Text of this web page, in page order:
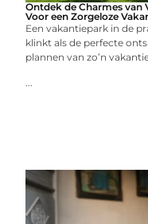
Ontdek de Charmes van
Voor een Zorgeloze
Een vakantiepark in de
klinkt als de perfecte
plannen van zo’n
...